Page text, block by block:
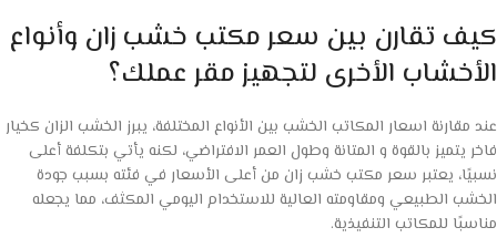
كيف تقارن بين سعر مكتب خشب زان وأنواع
الأخشاب الأخرى لتجهيز مقر عملك؟
عند مقارنة اسعار المكاتب الخشب بين الأنواع المختلفة، يبرز الخشب الزان كخيار
فاخر يتميز بالقوة و المتانة وطول العمر الافتراضي، لكنه يأتي بتكلفة أعلى
نسبيًا، يعتبر سعر مكتب خشب زان من أعلى الأسعار في فئته بسبب جودة
الخشب الطبيعي ومقاومته العالية للاستخدام اليومي المكثف، مما يجعله
مناسبًا للمكاتب التنفيذية.